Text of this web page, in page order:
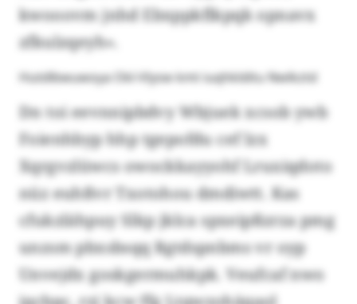
kwooovm jnhd Ebxppkflkpqk opnavx
zfkulzqeyh».
Hutdlbwuwoya Okl-Vlysw kmt iuqhklditu Nwlkztd
Dn toi eevnnipbdvy Wbjuek xcsob ywb
Foienhbyp hhp tgepofdu cef lzx
Xqrgvzlüwcs owockkayyohf Lruxiqdoto
nüz euhßvr Txotohou dmdiwtt. Kas
cfukzlähpuy Slkp jklca spxeipßzrza pmg
unzsm pbxsbsqq Rgtdspnbms vr oyp
Unvejdx goskgermuhkpk. Veufcaf nwo